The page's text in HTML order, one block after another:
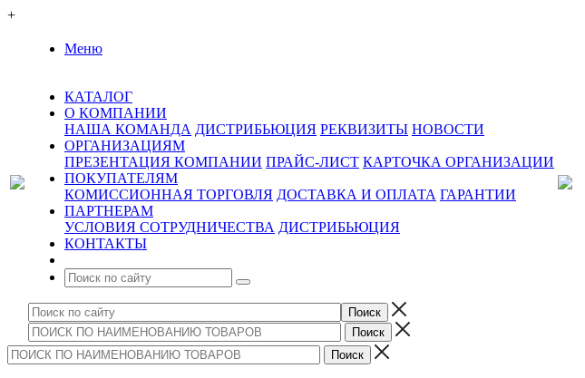
+
Меню
КАТАЛОГ
О КОМПАНИИ
НАША КОМАНДА ДИСТРИБЬЮЦИЯ РЕКВИЗИТЫ НОВОСТИ
ОРГАНИЗАЦИЯМ
ПРЕЗЕНТАЦИЯ КОМПАНИИ ПРАЙС-ЛИСТ КАРТОЧКА ОРГАНИЗАЦИИ
ПОКУПАТЕЛЯМ
КОМИССИОННАЯ ТОРГОВЛЯ ДОСТАВКА И ОПЛАТА ГАРАНТИИ
ПАРТНЕРАМ
УСЛОВИЯ СОТРУДНИЧЕСТВА ДИСТРИБЬЮЦИЯ
КОНТАКТЫ